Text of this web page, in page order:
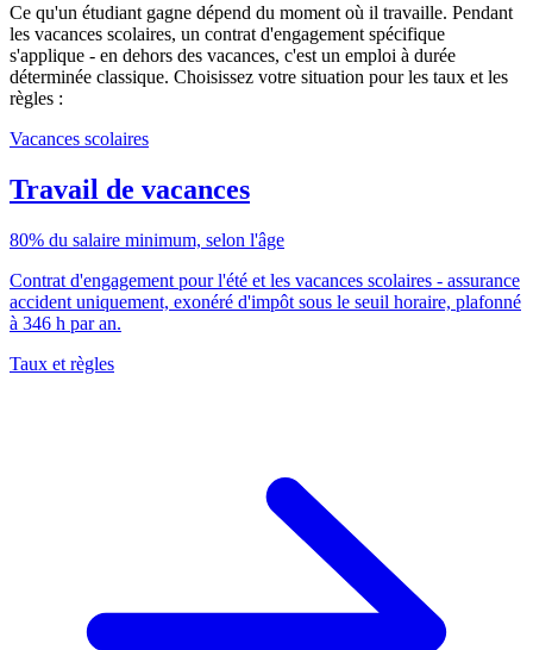
Ce qu'un étudiant gagne dépend du moment où il travaille. Pendant
les vacances scolaires, un contrat d'engagement spécifique
s'applique - en dehors des vacances, c'est un emploi à durée
déterminée classique. Choisissez votre situation pour les taux et les
règles :
Vacances scolaires
Travail de vacances
80% du salaire minimum, selon l'âge
Contrat d'engagement pour l'été et les vacances scolaires - assurance
accident uniquement, exonéré d'impôt sous le seuil horaire, plafonné
à 346 h par an.
Taux et règles